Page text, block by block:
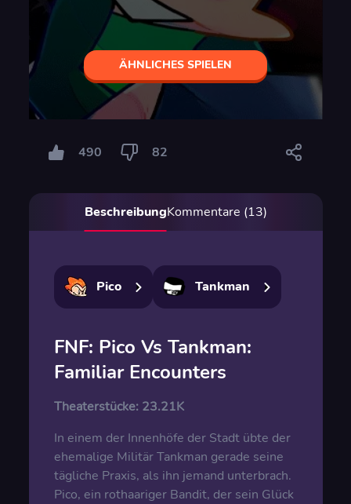
ÄHNLICHES SPIELEN
490 82
BeschreibungKommentare (13)
Pico Tankman
FNF: Pico Vs Tankman:
Familiar Encounters
Theaterstücke: 23.21K
In einem der Innenhöfe der Stadt übte der
ehemalige Militär Tankman gerade seine
tägliche Praxis, als ihn jemand unterbrach.
Pico, ein rothaariger Bandit, der sein Glück